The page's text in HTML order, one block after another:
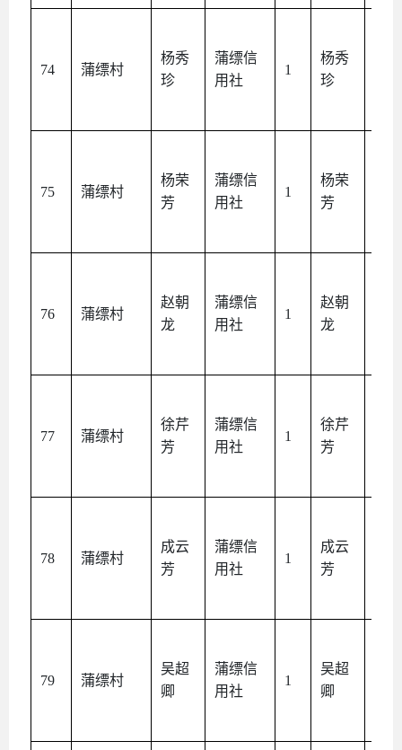
74 蒲缥村
杨秀
珍
蒲缥信
用社
1
杨秀
珍
75 蒲缥村
杨荣
芳
蒲缥信
用社
1
杨荣
芳
76 蒲缥村
赵朝
龙
蒲缥信
用社
1
赵朝
龙
77 蒲缥村
徐芹
芳
蒲缥信
用社
1
徐芹
芳
78 蒲缥村
成云
芳
蒲缥信
用社
1
成云
芳
79 蒲缥村
吴超
卿
蒲缥信
用社
1
吴超
卿